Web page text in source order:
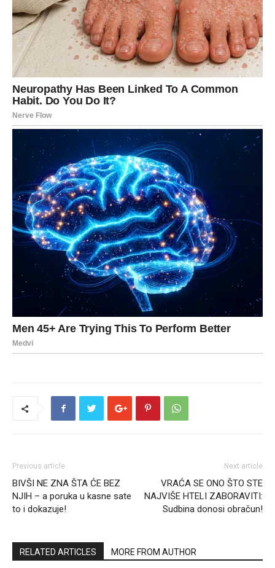
Previous article
BIVŠI NE ZNA ŠTA ĆE BEZ
NJIH – a poruka u kasne sate
to i dokazuje!
Next article
VRAĆA SE ONO ŠTO STE
NAJVIŠE HTELI ZABORAVITI:
Sudbina donosi obračun!
RELATED ARTICLES MORE FROM AUTHOR